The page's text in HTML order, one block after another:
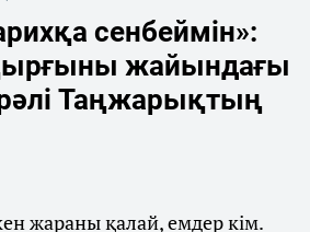
сенбеймін»:
жайындағы
Таңжарықтың
жараны қалай, емдер кім.